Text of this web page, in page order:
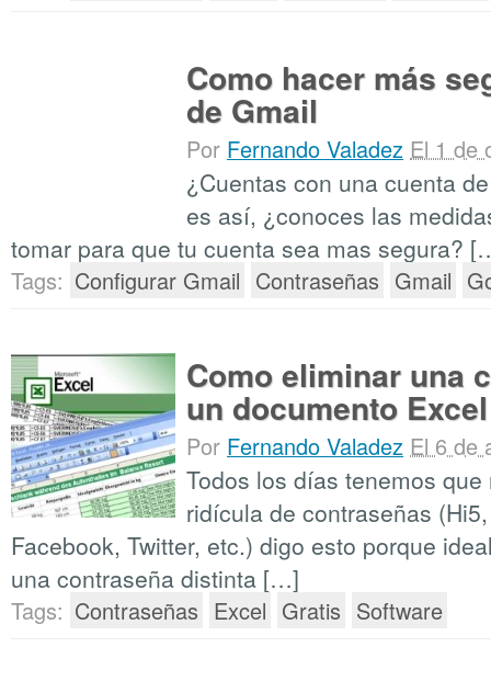
Como hacer más
de Gmail
Por Fernando Valadez El 1 de
¿Cuentas con una cuenta
es así, ¿conoces las
tomar para que tu cuenta sea mas segura?
Tags: Configurar Gmail Contraseñas Gmail
Como eliminar una
un documento Excel
Por Fernando Valadez El 6 de
Todos los días tenemos
ridícula de contraseñas
Facebook, Twitter, etc.) digo esto porque
una contraseña distinta […]
Tags: Contraseñas Excel Gratis Software